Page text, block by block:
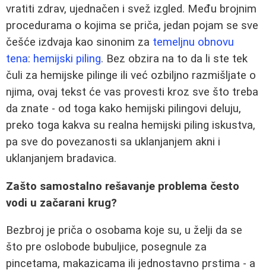
vratiti zdrav, ujednačen i svež izgled. Među brojnim
procedurama o kojima se priča, jedan pojam se sve
češće izdvaja kao sinonim za temeljnu obnovu
tena: hemijski piling. Bez obzira na to da li ste tek
čuli za hemijske pilinge ili već ozbiljno razmišljate o
njima, ovaj tekst će vas provesti kroz sve što treba
da znate - od toga kako hemijski pilingovi deluju,
preko toga kakva su realna hemijski piling iskustva,
pa sve do povezanosti sa uklanjanjem akni i
uklanjanjem bradavica.
Zašto samostalno rešavanje problema često
vodi u začarani krug?
Bezbroj je priča o osobama koje su, u želji da se
što pre oslobode bubuljice, posegnule za
pincetama, makazicama ili jednostavno prstima - a